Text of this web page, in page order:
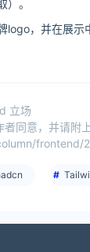
。
，并在展示
立场
同意，并请附
frontend/